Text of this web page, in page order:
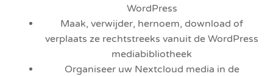
WordPress
Maak, verwijder, hernoem, download of
verplaats ze rechtstreeks vanuit de WordPress
mediabibliotheek
Organiseer uw Nextcloud media in de